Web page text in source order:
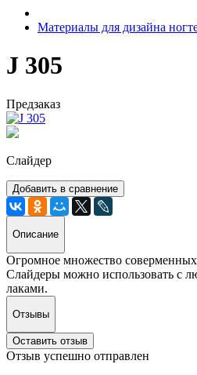
Материалы для дизайна
J 305
Предзаказ
Слайдер
Добавить в сравнение
Описание
Огромное множество соверменных
Слайдеры можно использовать с
лаками.
Отзывы
Оставить отзыв
Отзыв успешно отправлен